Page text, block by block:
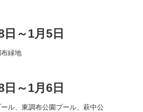
日～1月5日
緑地
日～1月6日
ル、東調布公園プール、萩中公